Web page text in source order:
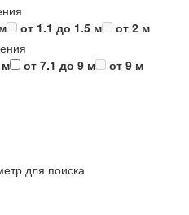
от 1.1 до 1.5 м
от 2 м
м от 7.1 до 9 м
от 9 м
для поиска